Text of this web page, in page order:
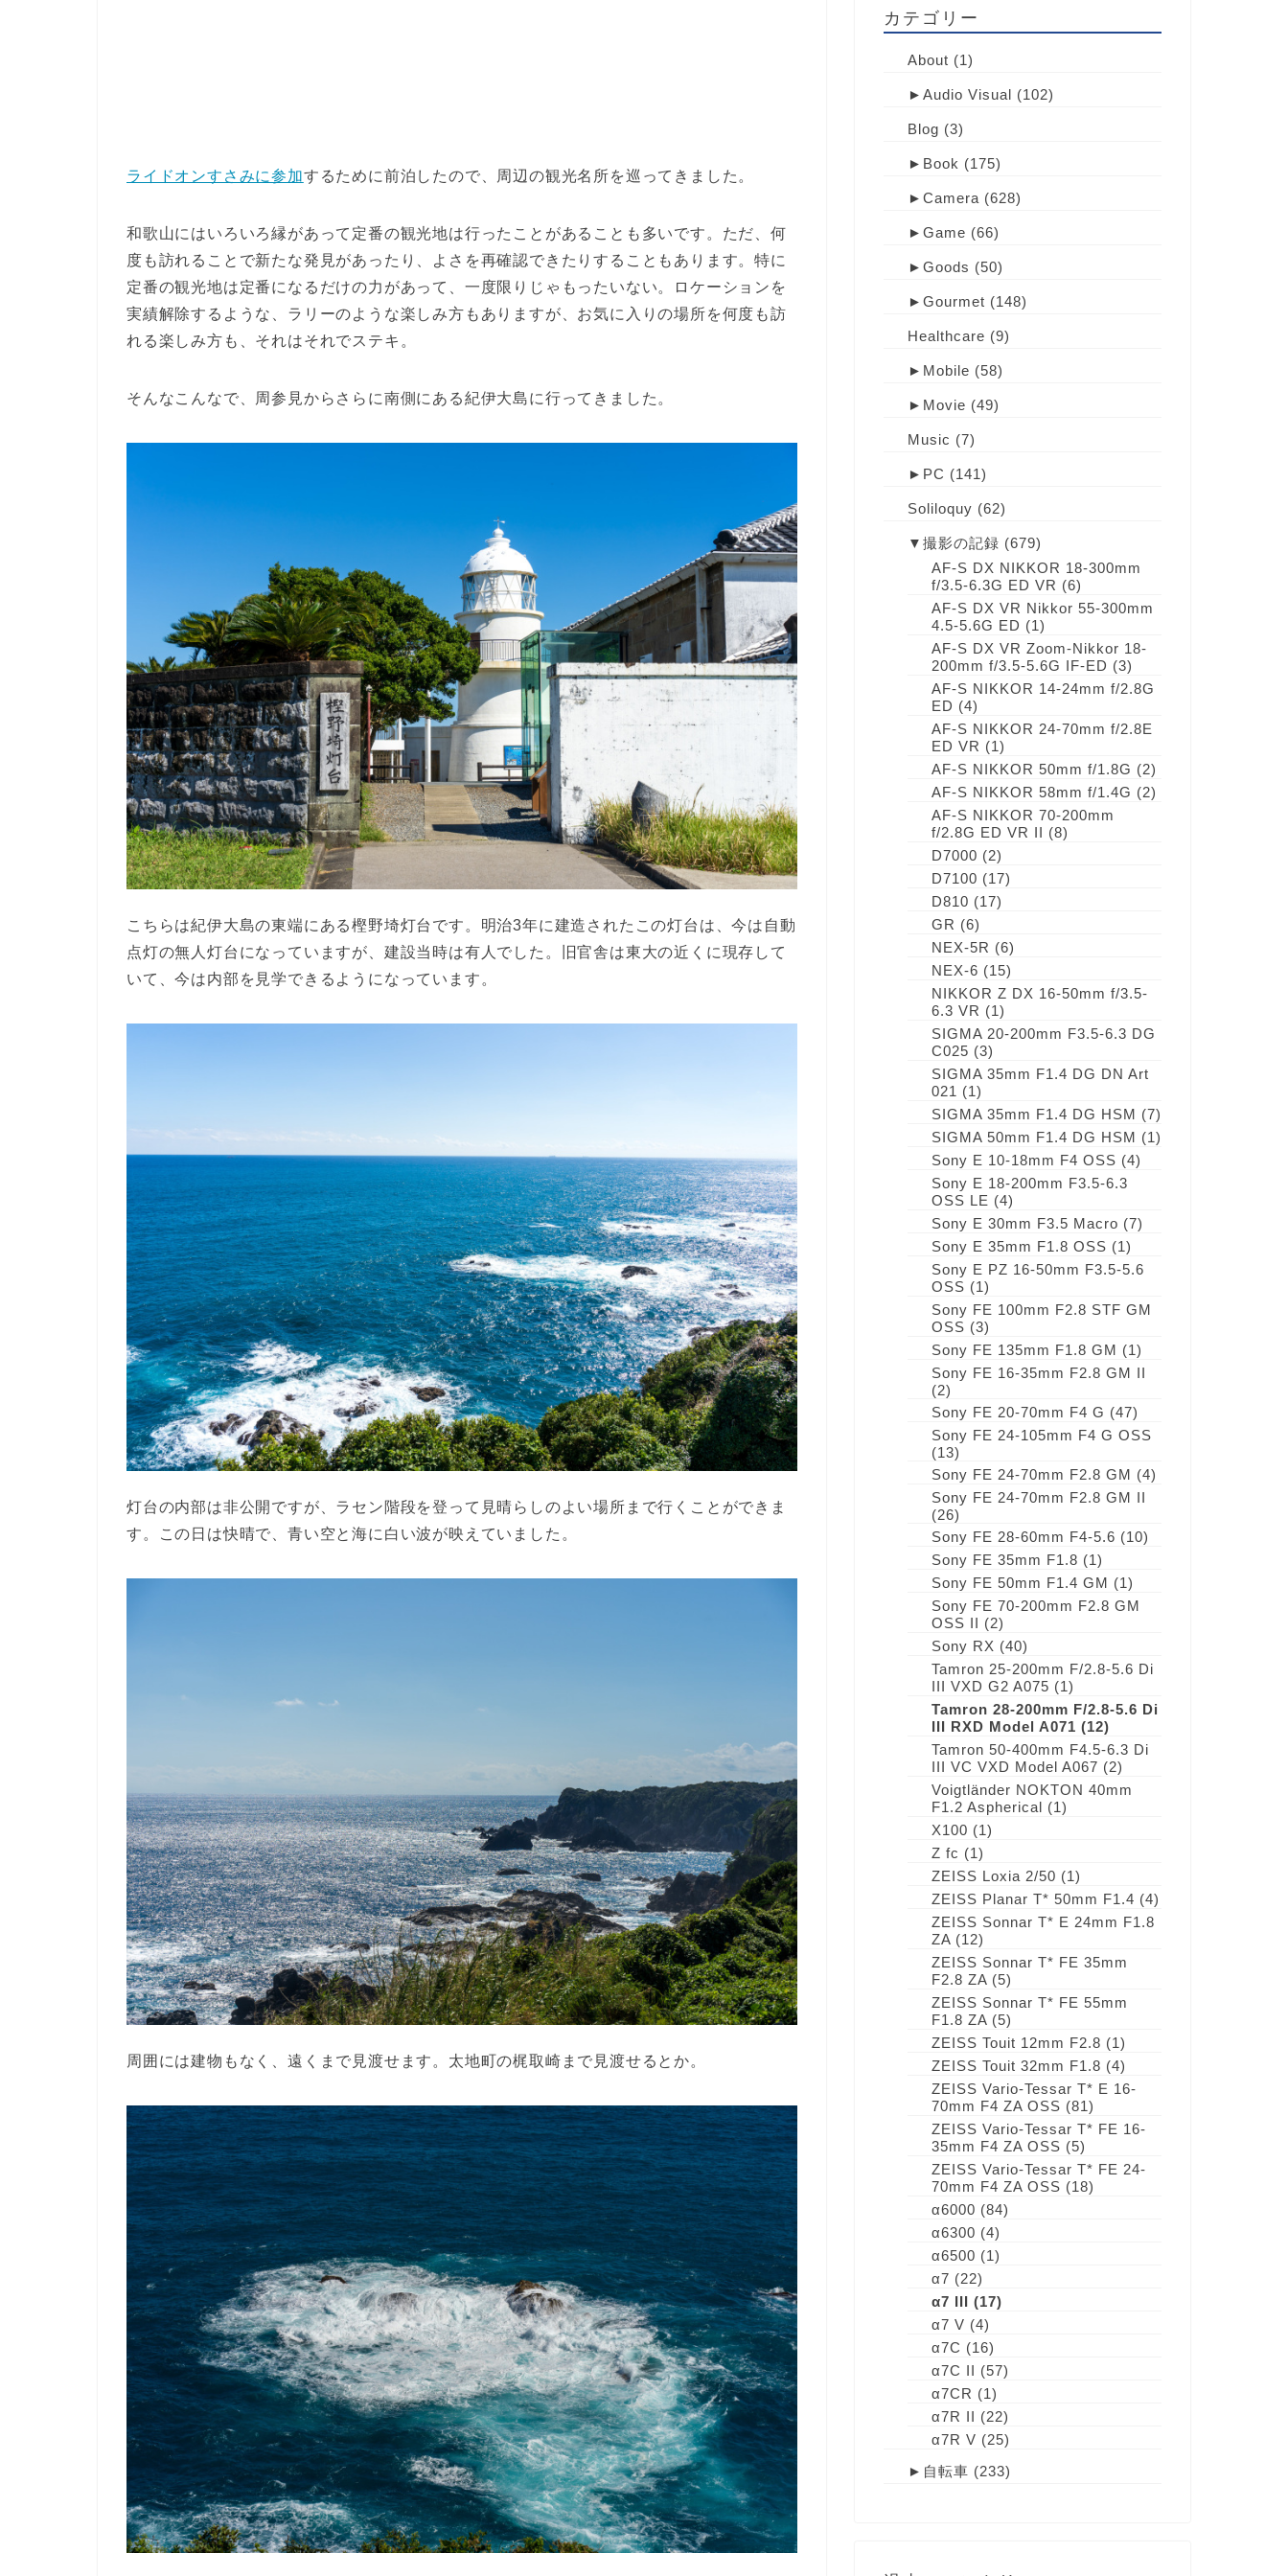
ライドオンすさみに参加するために前泊したので、周辺の観光名所を巡ってきました。
和歌山にはいろいろ縁があって定番の観光地は行ったことがあることも多いです。ただ、何
度も訪れることで新たな発見があったり、よさを再確認できたりすることもあります。特に
定番の観光地は定番になるだけの力があって、一度限りじゃもったいない。ロケーションを
実績解除するような、ラリーのような楽しみ方もありますが、お気に入りの場所を何度も訪
れる楽しみ方も、それはそれでステキ。
そんなこんなで、周参見からさらに南側にある紀伊大島に行ってきました。
こちらは紀伊大島の東端にある樫野埼灯台です。明治3年に建造されたこの灯台は、今は自動
点灯の無人灯台になっていますが、建設当時は有人でした。旧官舎は東大の近くに現存して
いて、今は内部を見学できるようになっています。
灯台の内部は非公開ですが、ラセン階段を登って見晴らしのよい場所まで行くことができま
す。この日は快晴で、青い空と海に白い波が映えていました。
周囲には建物もなく、遠くまで見渡せます。太地町の梶取崎まで見渡せるとか。
カテゴリー
About (1)
► Audio Visual (102)
Blog (3)
► Book (175)
► Camera (628)
► Game (66)
► Goods (50)
► Gourmet (148)
Healthcare (9)
► Mobile (58)
► Movie (49)
Music (7)
► PC (141)
Soliloquy (62)
▼ 撮影の記録 (679)
AF-S DX NIKKOR 18-300mm
f/3.5-6.3G ED VR (6)
AF-S DX VR Nikkor 55-300mm
4.5-5.6G ED (1)
AF-S DX VR Zoom-Nikkor 18-
200mm f/3.5-5.6G IF-ED (3)
AF-S NIKKOR 14-24mm f/2.8G
ED (4)
AF-S NIKKOR 24-70mm f/2.8E
ED VR (1)
AF-S NIKKOR 50mm f/1.8G (2)
AF-S NIKKOR 58mm f/1.4G (2)
AF-S NIKKOR 70-200mm
f/2.8G ED VR II (8)
D7000 (2)
D7100 (17)
D810 (17)
GR (6)
NEX-5R (6)
NEX-6 (15)
NIKKOR Z DX 16-50mm f/3.5-
6.3 VR (1)
SIGMA 20-200mm F3.5-6.3 DG
C025 (3)
SIGMA 35mm F1.4 DG DN Art
021 (1)
SIGMA 35mm F1.4 DG HSM (7)
SIGMA 50mm F1.4 DG HSM (1)
Sony E 10-18mm F4 OSS (4)
Sony E 18-200mm F3.5-6.3
OSS LE (4)
Sony E 30mm F3.5 Macro (7)
Sony E 35mm F1.8 OSS (1)
Sony E PZ 16-50mm F3.5-5.6
OSS (1)
Sony FE 100mm F2.8 STF GM
OSS (3)
Sony FE 135mm F1.8 GM (1)
Sony FE 16-35mm F2.8 GM II
(2)
Sony FE 20-70mm F4 G (47)
Sony FE 24-105mm F4 G OSS
(13)
Sony FE 24-70mm F2.8 GM (4)
Sony FE 24-70mm F2.8 GM II
(26)
Sony FE 28-60mm F4-5.6 (10)
Sony FE 35mm F1.8 (1)
Sony FE 50mm F1.4 GM (1)
Sony FE 70-200mm F2.8 GM
OSS II (2)
Sony RX (40)
Tamron 25-200mm F/2.8-5.6 Di
III VXD G2 A075 (1)
Tamron 28-200mm F/2.8-5.6 Di
III RXD Model A071 (12)
Tamron 50-400mm F4.5-6.3 Di
III VC VXD Model A067 (2)
Voigtländer NOKTON 40mm
F1.2 Aspherical (1)
X100 (1)
Z fc (1)
ZEISS Loxia 2/50 (1)
ZEISS Planar T* 50mm F1.4 (4)
ZEISS Sonnar T* E 24mm F1.8
ZA(12)
ZEISS Sonnar T* FE 35mm
F2.8 ZA(5)
ZEISS Sonnar T* FE 55mm
F1.8 ZA(5)
ZEISS Touit 12mm F2.8 (1)
ZEISS Touit 32mm F1.8 (4)
ZEISS Vario-Tessar T* E 16-
70mm F4 ZA OSS (81)
ZEISS Vario-Tessar T* FE 16-
35mm F4 ZA OSS (5)
ZEISS Vario-Tessar T* FE 24-
70mm F4 ZA OSS (18)
α6000 (84)
α6300 (4)
α6500 (1)
α7 (22)
α7 III (17)
α7 V (4)
α7C (16)
α7C II (57)
α7CR (1)
α7R II (22)
α7R V (25)
► 自転車 (233)